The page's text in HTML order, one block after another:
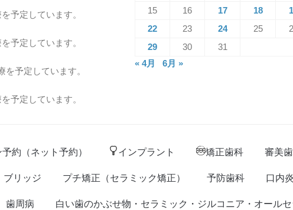
予定しています。
予定しています。
予定しています。
予定しています。
15
16 17 18
22
23 24 25
29
30
31
« 4月
6月 »
約（ネット予約） インプラント 矯正歯科 審美
ブリッジ プチ矯正（セラミック矯正） 予防歯科 口内炎
歯周病 白い歯のかぶせ物・セラミック・ジルコニア・オールセ